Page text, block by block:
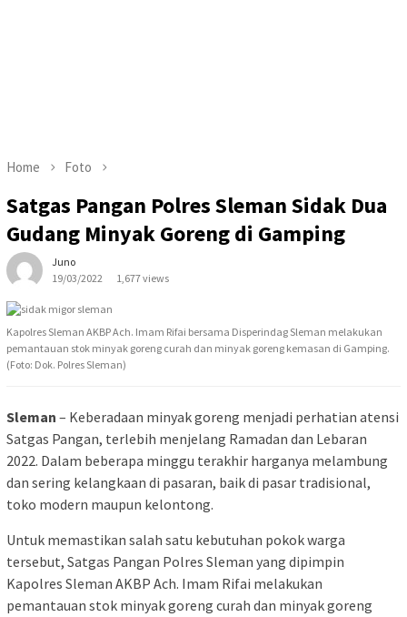
Home Foto
Satgas Pangan Polres Sleman Sidak Dua
Gudang Minyak Goreng di Gamping
Juno
19/03/2022
1,677 views
Kapolres Sleman AKBP Ach. Imam Rifai bersama Disperindag Sleman melakukan
pemantauan stok minyak goreng curah dan minyak goreng kemasan di Gamping.
(Foto: Dok. Polres Sleman)
Sleman – Keberadaan minyak goreng menjadi perhatian atensi
Satgas Pangan, terlebih menjelang Ramadan dan Lebaran
2022. Dalam beberapa minggu terakhir harganya melambung
dan sering kelangkaan di pasaran, baik di pasar tradisional,
toko modern maupun kelontong.
Untuk memastikan salah satu kebutuhan pokok warga
tersebut, Satgas Pangan Polres Sleman yang dipimpin
Kapolres Sleman AKBP Ach. Imam Rifai melakukan
pemantauan stok minyak goreng curah dan minyak goreng